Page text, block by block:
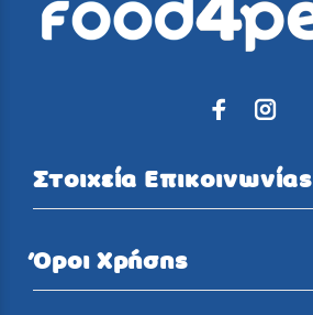
Στοιχεία Επικοινωνίας
Όροι Χρήσης